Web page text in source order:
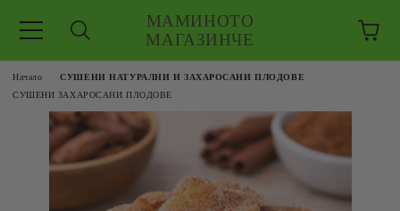
МАМИНОТО
МАГАЗИНЧЕ
Начало
СУШЕНИ НАТУРАЛНИ И ЗАХАРОСАНИ ПЛОДОВЕ
СУШЕНИ ЗАХАРОСАНИ ПЛОДОВЕ